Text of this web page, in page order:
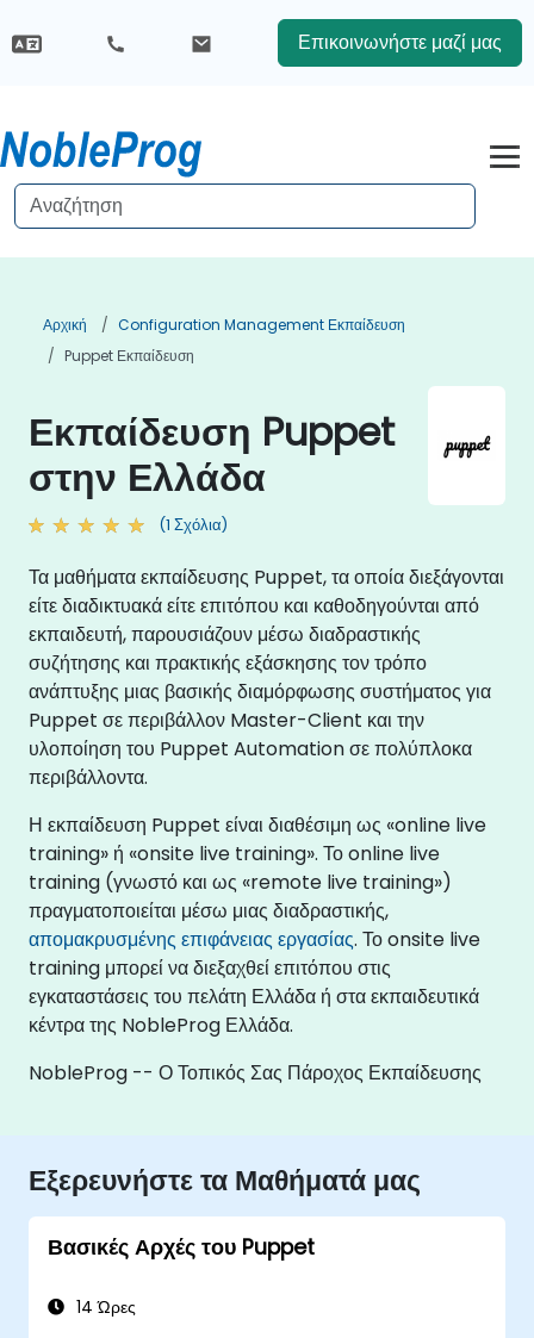
Επικοινωνήστε μαζί μας
Αρχική
Configuration Management Εκπαίδευση
Puppet Εκπαίδευση
Εκπαίδευση Puppet
στην Ελλάδα
(1 Σχόλια)
Τα μαθήματα εκπαίδευσης Puppet, τα οποία διεξάγονται
είτε διαδικτυακά είτε επιτόπου και καθοδηγούνται από
εκπαιδευτή, παρουσιάζουν μέσω διαδραστικής
συζήτησης και πρακτικής εξάσκησης τον τρόπο
ανάπτυξης μιας βασικής διαμόρφωσης συστήματος για
Puppet σε περιβάλλον Master-Client και την
υλοποίηση του Puppet Automation σε πολύπλοκα
περιβάλλοντα.
Η εκπαίδευση Puppet είναι διαθέσιμη ως «online live
training» ή «onsite live training». Το online live
training (γνωστό και ως «remote live training»)
πραγματοποιείται μέσω μιας διαδραστικής,
απομακρυσμένης επιφάνειας εργασίας. Το onsite live
training μπορεί να διεξαχθεί επιτόπου στις
εγκαταστάσεις του πελάτη Ελλάδα ή στα εκπαιδευτικά
κέντρα της NobleProg Ελλάδα.
NobleProg -- Ο Τοπικός Σας Πάροχος Εκπαίδευσης
Εξερευνήστε τα Μαθήματά μας
Βασικές Αρχές του Puppet
14 Ώρες